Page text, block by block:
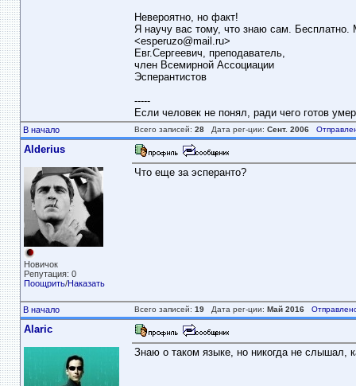
Невероятно, но факт!
Я научу вас тому, что знаю сам. Бесплатно.
<esperuzo@mail.ru>
Евг.Сергеевич, преподаватель,
член Всемирной Ассоциации
Эсперантистов
-----
Если человек не понял, ради чего готов
В начало Всего записей: 28Дата рег-ции: Сент. 2006
Alderius
Новичок
Репутация: 0
Поощрить/Наказать
Что еще за эсперанто?
В начало Всего записей: 19Дата рег-ции: Май 2016
Alaric
Знаю о таком языке, но никогда не слышал,